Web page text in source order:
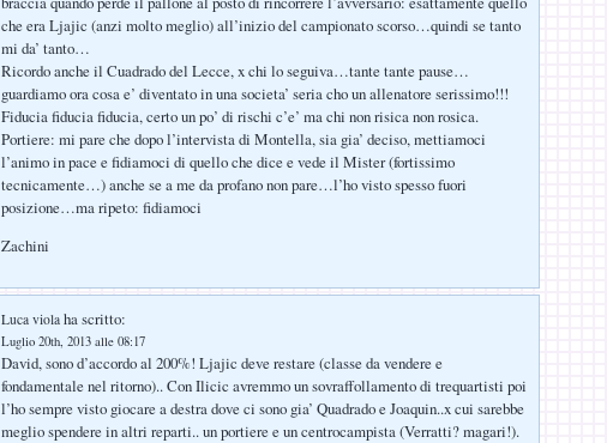
che era Ljajic (anzi molto meglio) all’inizio del campionato scorso…quindi se tanto
mi da’ tanto…
Ricordo anche il Cuadrado del Lecce, x chi lo seguiva…tante tante pause…
guardiamo ora cosa e’ diventato in una societa’ seria cho un allenatore serissimo!!!
Fiducia fiducia fiducia, certo un po’ di rischi c’e’ ma chi non risica non rosica.
Portiere: mi pare che dopo l’intervista di Montella, sia gia’ deciso, mettiamoci
l’animo in pace e fidiamoci di quello che dice e vede il Mister (fortissimo
tecnicamente…) anche se a me da profano non pare…l’ho visto spesso fuori
posizione…ma ripeto: fidiamoci
Zachini
Luca viola ha scritto:
Luglio 20th, 2013 alle 08:17
David, sono d’accordo al 200%! Ljajic deve restare (classe da vendere e
fondamentale nel ritorno).. Con Ilicic avremmo un sovraffollamento di trequartisti poi
l’ho sempre visto giocare a destra dove ci sono gia’ Quadrado e Joaquin..x cui sarebbe
meglio spendere in altri reparti.. un portiere e un centrocampista (Verratti? magari!).